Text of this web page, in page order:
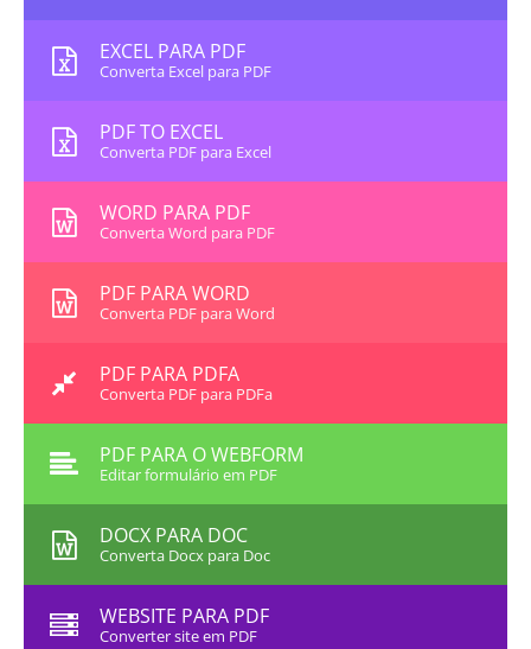
EXCEL PARA PDF
Converta Excel para PDF
PDF TO EXCEL
Converta PDF para Excel
WORD PARA PDF
Converta Word para PDF
PDF PARA WORD
Converta PDF para Word
PDF PARA PDFA
Converta PDF para PDFa
PDF PARA O WEBFORM
Editar formulário em PDF
DOCX PARA DOC
Converta Docx para Doc
WEBSITE PARA PDF
Converter site em PDF